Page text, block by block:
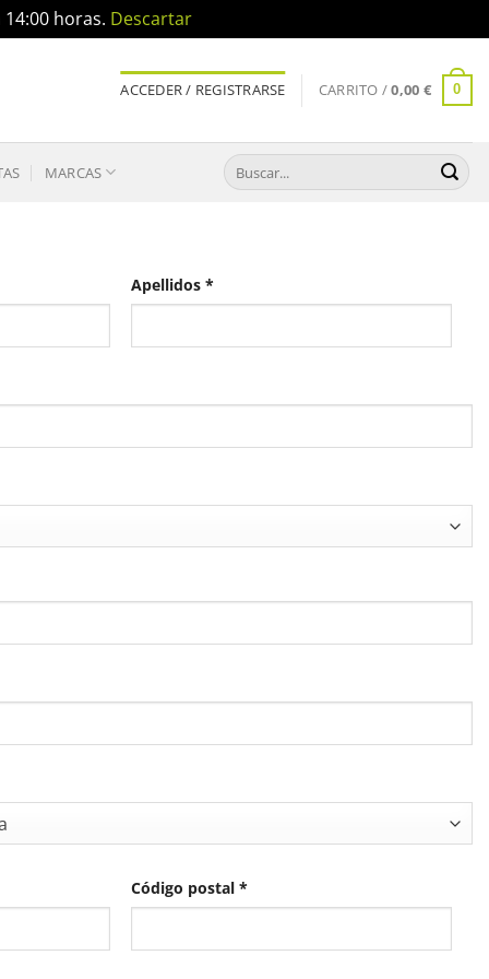
horas. Descartar
ACCEDER / REGISTRARSE CARRITO /0,00 € 0
MARCAS
Buscar
por:
Apellidos *
Código postal *